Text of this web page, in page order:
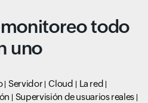
todo
uno
Servidor Cloud
La red
Supervisión de usuarios reales